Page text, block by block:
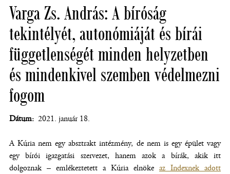
Varga Zs. András: A bíróság
tekintélyét, autonómiáját és bírái
függetlenségét minden helyzetben
és mindenkivel szemben védelmezni
fogom
Dátum 2021. január 18.
A Kúria nem egy absztrakt intézmény, de nem is egy épület vagy
egy bírói igazgatási szervezet, hanem azok a bírák, akik itt
dolgoznak – emlékeztetett a Kúria elnöke az Indexnek adott